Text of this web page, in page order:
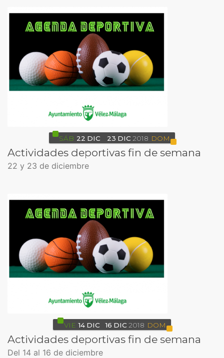
SÁB 22 DIC 23 DIC 2018 DOM
Actividades deportivas fin de semana
22 y 23 de diciembre
VIE 14 DIC 16 DIC 2018 DOM
Actividades deportivas fin de semana
Del 14 al 16 de diciembre